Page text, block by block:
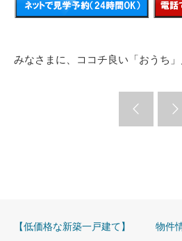
みなさまに、ココチ良い「おうち
【低価格な新築一戸建て】 物件